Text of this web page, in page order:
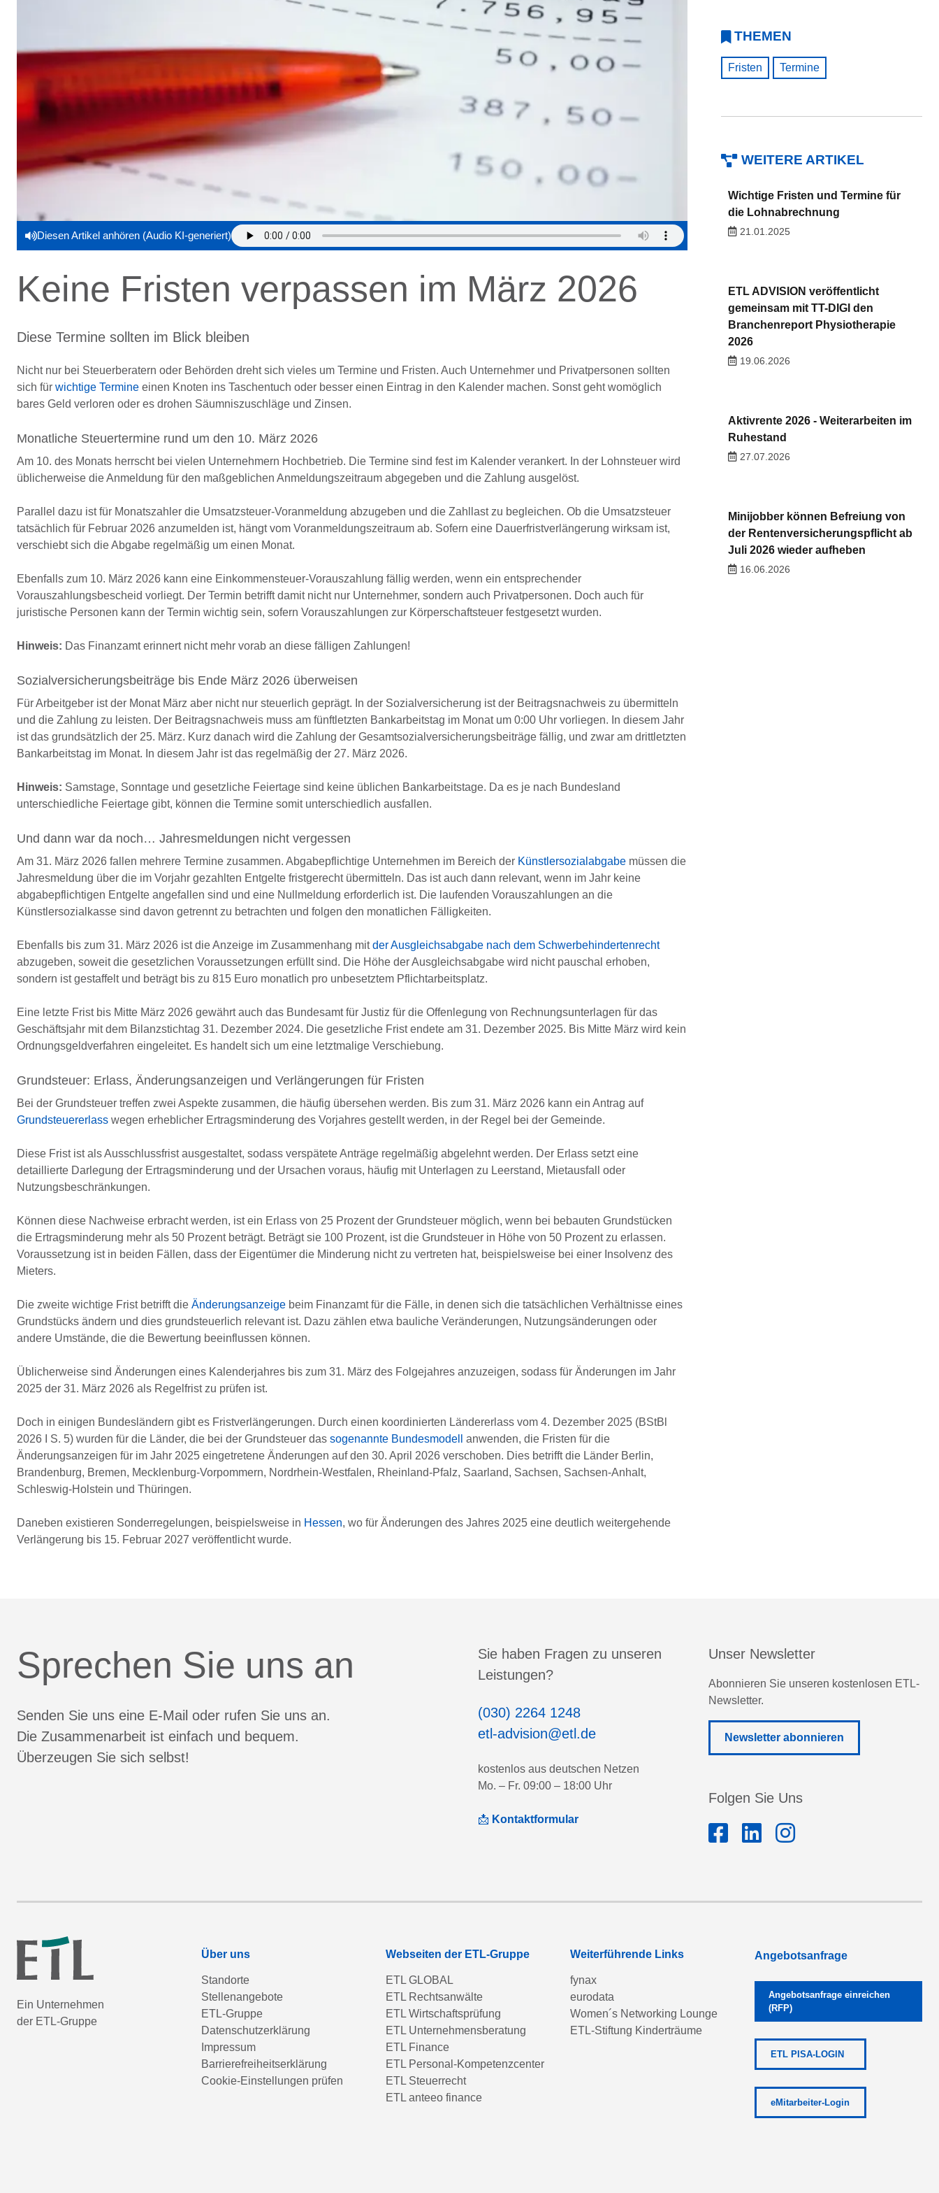
Diesen Artikel anhören (Audio KI-generiert)
Keine Fristen verpassen im März 2026
Diese Termine sollten im Blick bleiben
Nicht nur bei Steuerberatern oder Behörden dreht sich vieles um Termine und Fristen. Auch Unternehmer und Privatpersonen sollten
sich für wichtige Termine einen Knoten ins Taschentuch oder besser einen Eintrag in den Kalender machen. Sonst geht womöglich
bares Geld verloren oder es drohen Säumniszuschläge und Zinsen.
Monatliche Steuertermine rund um den 10. März 2026
Am 10. des Monats herrscht bei vielen Unternehmern Hochbetrieb. Die Termine sind fest im Kalender verankert. In der Lohnsteuer wird
üblicherweise die Anmeldung für den maßgeblichen Anmeldungszeitraum abgegeben und die Zahlung ausgelöst.
Parallel dazu ist für Monatszahler die Umsatzsteuer-Voranmeldung abzugeben und die Zahllast zu begleichen. Ob die Umsatzsteuer
tatsächlich für Februar 2026 anzumelden ist, hängt vom Voranmeldungszeitraum ab. Sofern eine Dauerfristverlängerung wirksam ist,
verschiebt sich die Abgabe regelmäßig um einen Monat.
Ebenfalls zum 10. März 2026 kann eine Einkommensteuer-Vorauszahlung fällig werden, wenn ein entsprechender
Vorauszahlungsbescheid vorliegt. Der Termin betrifft damit nicht nur Unternehmer, sondern auch Privatpersonen. Doch auch für
juristische Personen kann der Termin wichtig sein, sofern Vorauszahlungen zur Körperschaftsteuer festgesetzt wurden.
Hinweis: Das Finanzamt erinnert nicht mehr vorab an diese fälligen Zahlungen!
Sozialversicherungsbeiträge bis Ende März 2026 überweisen
Für Arbeitgeber ist der Monat März aber nicht nur steuerlich geprägt. In der Sozialversicherung ist der Beitragsnachweis zu übermitteln
und die Zahlung zu leisten. Der Beitragsnachweis muss am fünftletzten Bankarbeitstag im Monat um 0:00 Uhr vorliegen. In diesem Jahr
ist das grundsätzlich der 25. März. Kurz danach wird die Zahlung der Gesamtsozialversicherungsbeiträge fällig, und zwar am drittletzten
Bankarbeitstag im Monat. In diesem Jahr ist das regelmäßig der 27. März 2026.
Hinweis: Samstage, Sonntage und gesetzliche Feiertage sind keine üblichen Bankarbeitstage. Da es je nach Bundesland
unterschiedliche Feiertage gibt, können die Termine somit unterschiedlich ausfallen.
Und dann war da noch… Jahresmeldungen nicht vergessen
Am 31. März 2026 fallen mehrere Termine zusammen. Abgabepflichtige Unternehmen im Bereich der Künstlersozialabgabe müssen die
Jahresmeldung über die im Vorjahr gezahlten Entgelte fristgerecht übermitteln. Das ist auch dann relevant, wenn im Jahr keine
abgabepflichtigen Entgelte angefallen sind und eine Nullmeldung erforderlich ist. Die laufenden Vorauszahlungen an die
Künstlersozialkasse sind davon getrennt zu betrachten und folgen den monatlichen Fälligkeiten.
Ebenfalls bis zum 31. März 2026 ist die Anzeige im Zusammenhang mitder Ausgleichsabgabe nach dem Schwerbehindertenrecht
abzugeben, soweit die gesetzlichen Voraussetzungen erfüllt sind. Die Höhe der Ausgleichsabgabe wird nicht pauschal erhoben,
sondern ist gestaffelt und beträgt bis zu 815 Euro monatlich pro unbesetztem Pflichtarbeitsplatz.
Eine letzte Frist bis Mitte März 2026 gewährt auch das Bundesamt für Justiz für die Offenlegung von Rechnungsunterlagen für das
Geschäftsjahr mit dem Bilanzstichtag 31. Dezember 2024. Die gesetzliche Frist endete am 31. Dezember 2025. Bis Mitte März wird kein
Ordnungsgeldverfahren eingeleitet. Es handelt sich um eine letztmalige Verschiebung.
Grundsteuer: Erlass, Änderungsanzeigen und Verlängerungen für Fristen
Bei der Grundsteuer treffen zwei Aspekte zusammen, die häufig übersehen werden. Bis zum 31. März 2026 kann ein Antrag auf
Grundsteuererlass wegen erheblicher Ertragsminderung des Vorjahres gestellt werden, in der Regel bei der Gemeinde.
Diese Frist ist als Ausschlussfrist ausgestaltet, sodass verspätete Anträge regelmäßig abgelehnt werden. Der Erlass setzt eine
detaillierte Darlegung der Ertragsminderung und der Ursachen voraus, häufig mit Unterlagen zu Leerstand, Mietausfall oder
Nutzungsbeschränkungen.
Können diese Nachweise erbracht werden, ist ein Erlass von 25 Prozent der Grundsteuer möglich, wenn bei bebauten Grundstücken
die Ertragsminderung mehr als 50 Prozent beträgt. Beträgt sie 100 Prozent, ist die Grundsteuer in Höhe von 50 Prozent zu erlassen.
Voraussetzung ist in beiden Fällen, dass der Eigentümer die Minderung nicht zu vertreten hat, beispielsweise bei einer Insolvenz des
Mieters.
Die zweite wichtige Frist betrifft die Änderungsanzeige beim Finanzamt für die Fälle, in denen sich die tatsächlichen Verhältnisse eines
Grundstücks ändern und dies grundsteuerlich relevant ist. Dazu zählen etwa bauliche Veränderungen, Nutzungsänderungen oder
andere Umstände, die die Bewertung beeinflussen können.
Üblicherweise sind Änderungen eines Kalenderjahres bis zum 31. März des Folgejahres anzuzeigen, sodass für Änderungen im Jahr
2025 der 31. März 2026 als Regelfrist zu prüfen ist.
Doch in einigen Bundesländern gibt es Fristverlängerungen. Durch einen koordinierten Ländererlass vom 4. Dezember 2025 (BStBl
2026 I S. 5) wurden für die Länder, die bei der Grundsteuer das sogenannte Bundesmodell
anwenden, die Fristen für die
Änderungsanzeigen für im Jahr 2025 eingetretene Änderungen auf den 30. April 2026 verschoben. Dies betrifft die Länder Berlin,
Brandenburg, Bremen, Mecklenburg-Vorpommern, Nordrhein-Westfalen, Rheinland-Pfalz, Saarland, Sachsen, Sachsen-Anhalt,
Schleswig-Holstein und Thüringen.
Daneben existieren Sonderregelungen, beispielsweise in Hessen, wo für Änderungen des Jahres 2025 eine deutlich weitergehende
Verlängerung bis 15. Februar 2027 veröffentlicht wurde.
THEMEN
Fristen Termine
WEITERE ARTIKEL
Wichtige Fristen und Termine für
die Lohnabrechnung
21.01.2025
ETL ADVISION veröffentlicht
gemeinsam mit TT-DIGI den
Branchenreport Physiotherapie
2026
19.06.2026
Aktivrente 2026 - Weiterarbeiten im
Ruhestand
27.07.2026
Minijobber können Befreiung von
der Rentenversicherungspflicht ab
Juli 2026 wieder aufheben
16.06.2026
Sprechen Sie uns an
Senden Sie uns eine E-Mail oder rufen Sie uns an.
Die Zusammenarbeit ist einfach und bequem.
Überzeugen Sie sich selbst!
Sie haben Fragen zu unseren
Leistungen?
(030) 2264 1248
etl-advision@etl.de
kostenlos aus deutschen Netzen
Mo. – Fr. 09:00 – 18:00 Uhr
📩 Kontaktformular
Unser Newsletter
Abonnieren Sie unseren kostenlosen ETL-
Newsletter.
Newsletter abonnieren
Folgen Sie Uns
Ein Unternehmen
der ETL-Gruppe
Über uns
Standorte
Stellenangebote
ETL-Gruppe
Datenschutzerklärung
Impressum
Barrierefreiheitserklärung
Cookie-Einstellungen prüfen
Webseiten der ETL-Gruppe
ETL GLOBAL
ETL Rechtsanwälte
ETL Wirtschaftsprüfung
ETL Unternehmensberatung
ETL Finance
ETL Personal-Kompetenzcenter
ETL Steuerrecht
ETL anteeo finance
Weiterführende Links
fynax
eurodata
Women´s Networking Lounge
ETL-Stiftung Kinderträume
Angebotsanfrage
Angebotsanfrage einreichen
(RFP)
ETL PISA-LOGIN
eMitarbeiter-Login